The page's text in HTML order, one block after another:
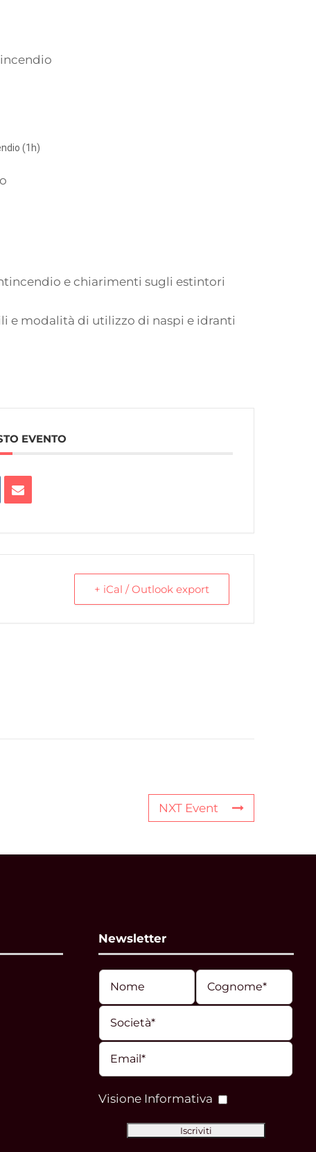
(1h)
e chiarimenti sugli estintori
e modalità di utilizzo di naspi e idranti
EVENTO
+ iCal / Outlook export
NXT Event
Newsletter
Visione Informativa